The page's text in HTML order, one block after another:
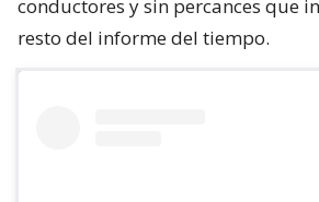
conductores y sin percances que
resto del informe del tiempo.